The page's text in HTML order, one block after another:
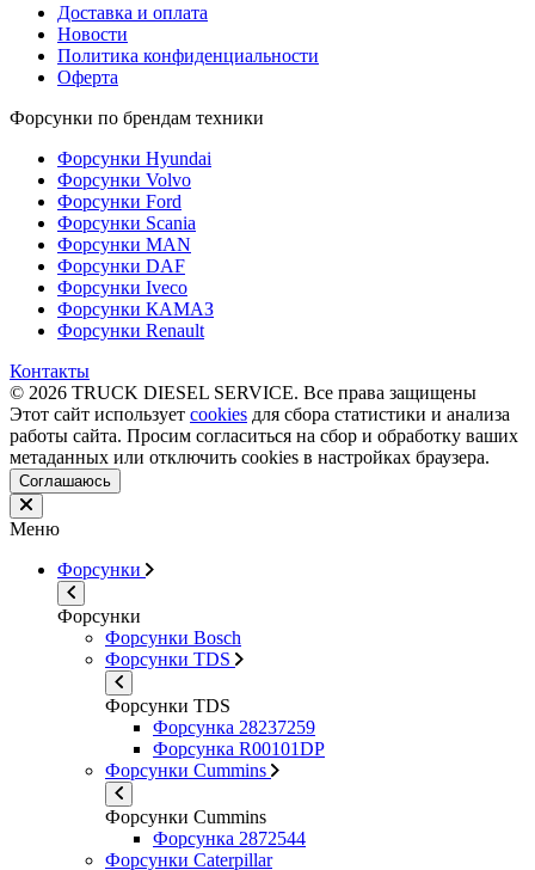
Доставка и оплата
Новости
Политика конфиденциальности
Оферта
Форсунки по брендам техники
Форсунки Hyundai
Форсунки Volvo
Форсунки Ford
Форсунки Scania
Форсунки MAN
Форсунки DAF
Форсунки Iveco
Форсунки КАМАЗ
Форсунки Renault
Контакты
© 2026 TRUCK DIESEL SERVICE. Все права защищены
Этот сайт использует cookies для сбора статистики и анализа
работы сайта. Просим согласиться на сбор и обработку ваших
метаданных или отключить cookies в настройках браузера.
Соглашаюсь
Меню
Форсунки
Форсунки
Форсунки Bosch
Форсунки TDS
Форсунки TDS
Форсунка 28237259
Форсунка R00101DP
Форсунки Cummins
Форсунки Cummins
Форсунка 2872544
Форсунки Caterpillar